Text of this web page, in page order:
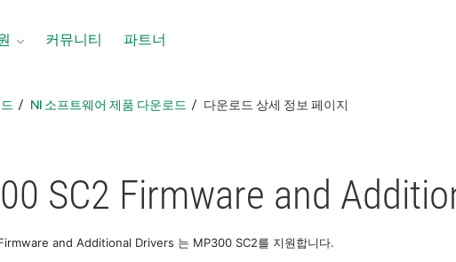
커뮤니티 파트너
NI 소프트웨어 제품 다운로드 다운로드 상세 정보 페이지
SC2 Firmware and
and Additional Drivers 는 MP300 SC2를 지원합니다.